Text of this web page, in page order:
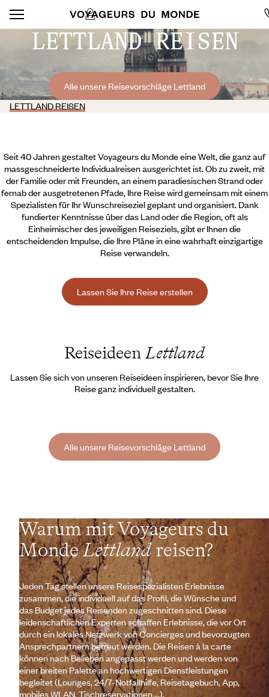
LETTLAND REISEN
Alle unsere Reisevorschläge Lettland
LETTLAND REISEN
Seit 40 Jahren gestaltet Voyageurs du Monde eine Welt, die ganz auf
massgeschneiderte Individualreisen ausgerichtet ist. Ob zu zweit, mit
der Familie oder mit Freunden, an einem paradiesischen Strand oder
fernab der ausgetretenen Pfade, Ihre Reise wird gemeinsam mit einem
Spezialisten für Ihr Wunschreiseziel geplant und organisiert. Dank
fundierter Kenntnisse über das Land oder die Region, oft als
Einheimischer des jeweiligen Reiseziels, gibt er Ihnen die
entscheidenden Impulse, die Ihre Pläne in eine wahrhaft einzigartige
Reise verwandeln.
Lassen Sie Ihre Reise erstellen
ReiseideenLettland
Lassen Sie sich von unseren Reiseideen inspirieren, bevor Sie Ihre
Reise ganz individuell gestalten.
Alle unsere Reisevorschläge Lettland
Warum mit Voyageurs du
MondeLettlandreisen?
Jeden Tag stellen unsere Reisespezialisten Erlebnisse
zusammen, die individuell auf das Profil, die Wünsche und
das Budget jedes Reisenden zugeschnitten sind. Diese
leidenschaftlichen Experten schaffen Erlebnisse, die vor Ort
durch ein lokales Netzwerk von Concierges und bevorzugten
Ansprechpartnern betreut werden. Die Reisen à la carte
können nach Belieben angepasst werden und werden von
einer breiten Palette an hochwertigen Dienstleistungen
begleitet (Lounges, 24/7-Notfallhilfe, Reisetagebuch, App,
mobiles WLAN, Tischreservationen ...).